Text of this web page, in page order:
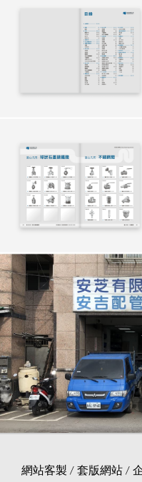
網站客製 / 套版網站 /